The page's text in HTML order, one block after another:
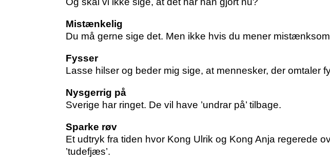
Mistænkelig
Du må gerne sige det. Men ikke hvis du mener
Fysser
Lasse hilser og beder mig sige, at mennesker, der omtaler
Nysgerrig på
Sverige har ringet. De vil have ’undrar på’ tilbage.
Sparke røv
Et udtryk fra tiden hvor Kong Ulrik og Kong Anja regerede
’tudefjæs’.